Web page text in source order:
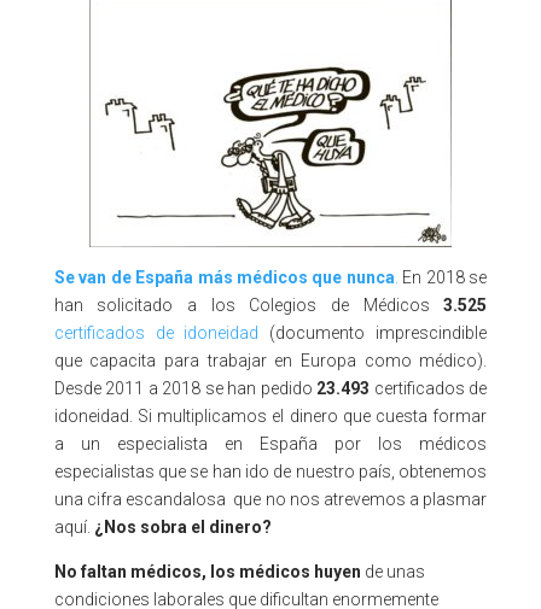
Se van de España más médicos que nunca En 2018 se
han solicitado a los Colegios de Médicos3.525
certificados de idoneidad (documento imprescindible
que capacita para trabajar en Europa como médico).
Desde 2011 a 2018 se han pedido 23.493 certificados de
idoneidad. Si multiplicamos el dinero que cuesta formar
a un especialista en España por los médicos
especialistas que se han ido de nuestro país, obtenemos
una cifra escandalosa que no nos atrevemos a plasmar
aquí. ¿Nos sobra el dinero?
No faltan médicos, los médicos huyen de unas
condiciones laborales que dificultan enormemente